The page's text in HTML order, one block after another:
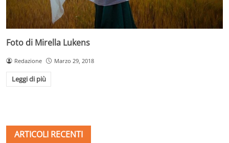
Foto di Mirella Lukens
Redazione Marzo 29, 2018
Leggi di più
ARTICOLI RECENTI